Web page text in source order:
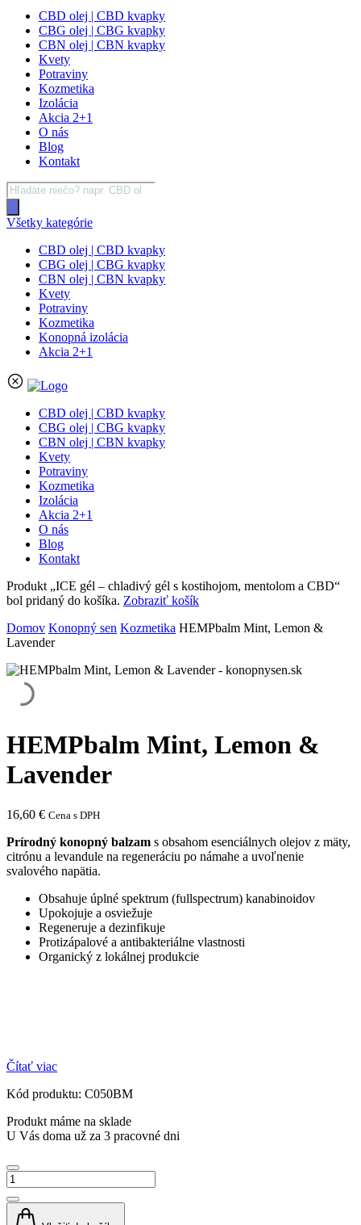
CBD olej | CBD kvapky
CBG olej | CBG kvapky
CBN olej | CBN kvapky
Kvety
Potraviny
Kozmetika
Izolácia
Akcia 2+1
O nás
Blog
Kontakt
Products
search
Všetky kategórie
CBD olej | CBD kvapky
CBG olej | CBG kvapky
CBN olej | CBN kvapky
Kvety
Potraviny
Kozmetika
Konopná izolácia
Akcia 2+1
CBD olej | CBD kvapky
CBG olej | CBG kvapky
CBN olej | CBN kvapky
Kvety
Potraviny
Kozmetika
Izolácia
Akcia 2+1
O nás
Blog
Kontakt
Produkt „ICE gél – chladivý gél s kostihojom, mentolom a CBD“
bol pridaný do košíka. Zobraziť košík
Domov Konopný sen Kozmetika HEMPbalm Mint, Lemon &
Lavender
HEMPbalm Mint, Lemon &
Lavender
16,60 € Cena s DPH
Prírodný konopný balzam s obsahom esenciálnych olejov z mäty,
citrónu a levandule na regeneráciu po námahe a uvoľnenie
svalového napätia.
Obsahuje úplné spektrum (fullspectrum) kanabinoidov
Upokojuje a osviežuje
Regeneruje a dezinfikuje
Protizápalové a antibakteriálne vlastnosti
Organický z lokálnej produkcie
Čítať viac
Kód produktu: C050BM
Produkt máme na sklade
U Vás doma už za 3 pracovné dni
množstvo
HEMPbalm
Mint,
Lemon